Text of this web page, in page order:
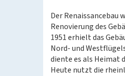
Der Renaissancebau
Renovierung des
1951 erhielt das
Nord- und
diente es als Heimat
Heute nutzt die